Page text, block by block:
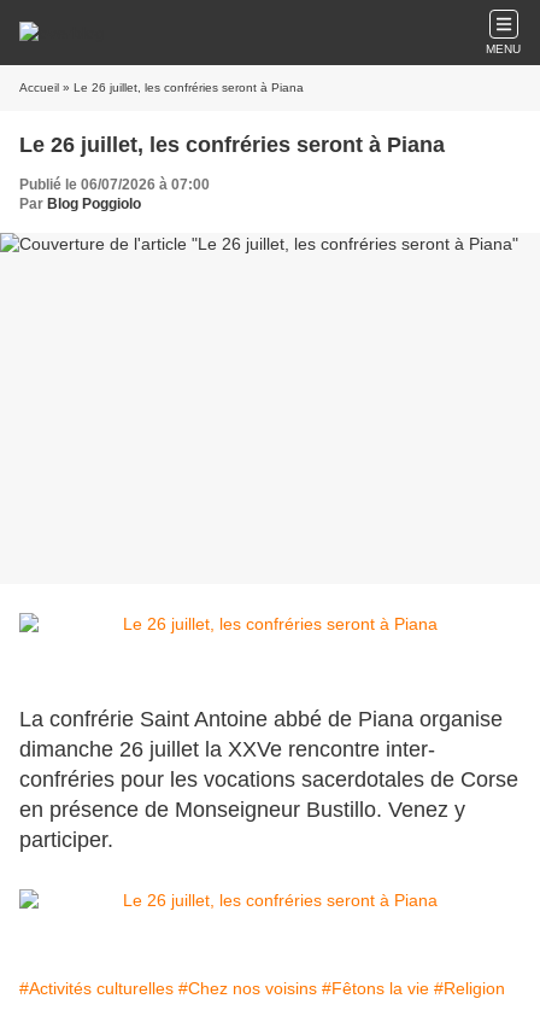
MENU
Accueil » Le 26 juillet, les confréries seront à Piana
Le 26 juillet, les confréries seront à Piana
Publié le 06/07/2026 à 07:00
Par Blog Poggiolo
La confrérie Saint Antoine abbé de Piana organise
dimanche 26 juillet la XXVe rencontre inter-
confréries pour les vocations sacerdotales de Corse
en présence de Monseigneur Bustillo. Venez y
participer.
#Activités culturelles #Chez nos voisins #Fêtons la vie #Religion